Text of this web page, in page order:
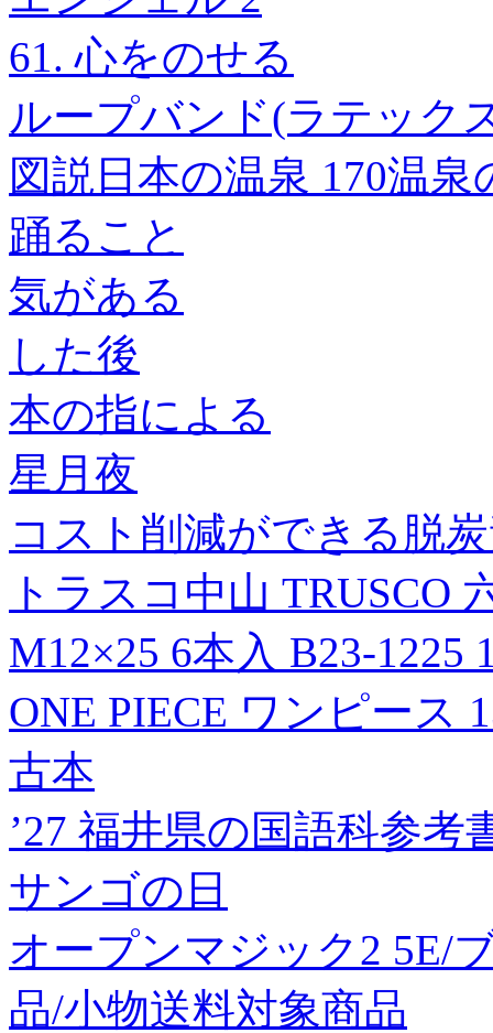
61. 心をのせる
ループバンド(ラテック
図説日本の温泉 170温
踊ること
気がある
した後
本の指による
星月夜
コスト削減ができる脱
トラスコ中山 TRUSCO
M12×25 6本入 B23-1225
ONE PIECE ワンピース
古本
’27 福井県の国語科参考
サンゴの日
オープンマジック2 5E/
品/小物送料対象商品